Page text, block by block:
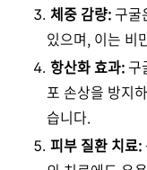
체중 감량:구굴
있으며, 이는 비
항산화 효과:구
포 손상을 방지
습니다.
피부 질환 치료: